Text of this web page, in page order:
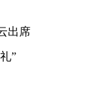
出席
”